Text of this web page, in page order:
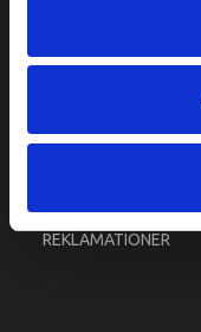
Betingelser & Vilkår
Købsgaranti
REKLAMATIONER